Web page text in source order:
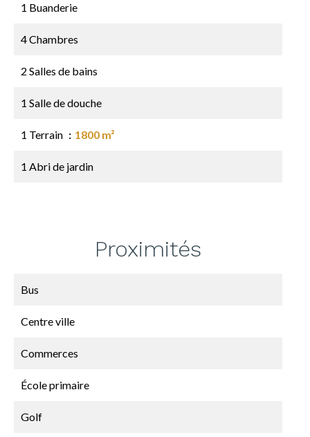
1 Buanderie
4 Chambres
2 Salles de bains
1 Salle de douche
1 Terrain 1800 m²
1 Abri de jardin
Proximités
Bus
Centre ville
Commerces
École primaire
Golf